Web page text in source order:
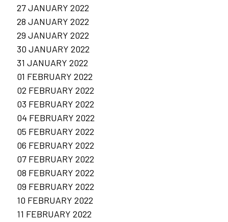
27 JANUARY 2022
28 JANUARY 2022
29 JANUARY 2022
30 JANUARY 2022
31 JANUARY 2022
01 FEBRUARY 2022
02 FEBRUARY 2022
03 FEBRUARY 2022
04 FEBRUARY 2022
05 FEBRUARY 2022
06 FEBRUARY 2022
07 FEBRUARY 2022
08 FEBRUARY 2022
09 FEBRUARY 2022
10 FEBRUARY 2022
11 FEBRUARY 2022